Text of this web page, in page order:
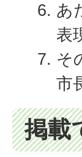
あ
表
そ
市
掲載